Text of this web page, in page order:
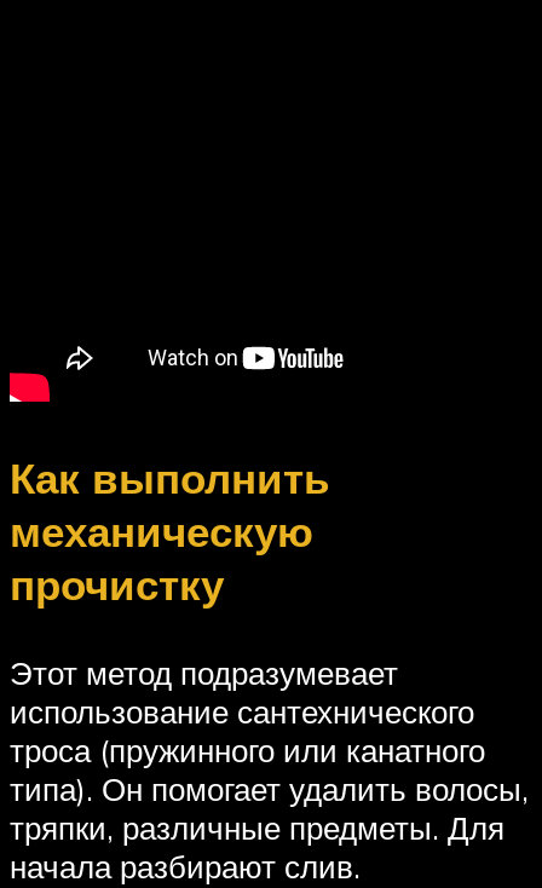
Как выполнить
механическую
прочистку
Этот метод подразумевает
использование сантехнического
троса (пружинного или канатного
типа). Он помогает удалить волосы,
тряпки, различные предметы. Для
начала разбирают слив.